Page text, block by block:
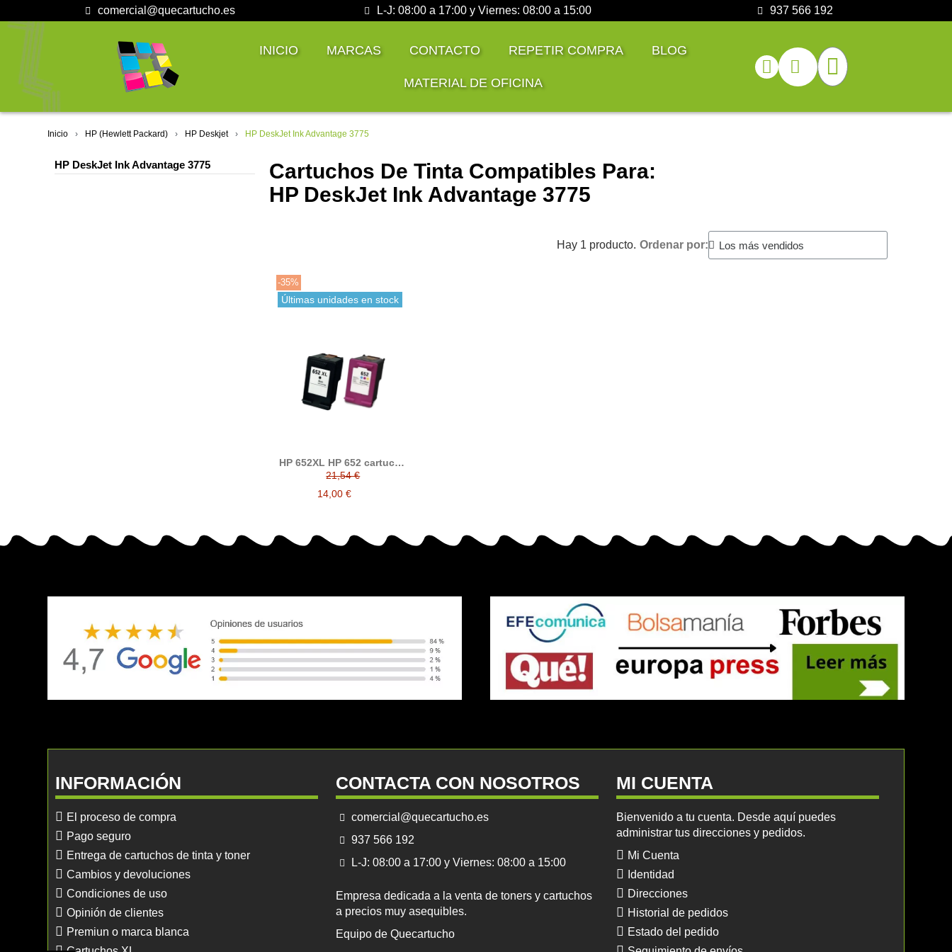
comercial@quecartucho.es L-J: 08:00 a 17:00 y Viernes: 08:00 a 15:00 937 566 192
INICIO MARCAS CONTACTO REPETIR COMPRA BLOG
MATERIAL DE OFICINA
Inicio HP (Hewlett Packard) HP Deskjet HP DeskJet Ink Advantage 3775
HP DeskJet Ink Advantage 3775
Cartuchos De Tinta Compatibles Para:
HP DeskJet Ink Advantage 3775
Hay 1 producto. Ordenar por:
-35%
Últimas unidades en stock
HP 652XL HP 652 cartucho
de tinta compatible con el
cartucho HP F6V25AE
F6V24AE
21,54 €
14,00 €
INFORMACIÓN
El proceso de compra
Pago seguro
Entrega de cartuchos de tinta y toner
Cambios y devoluciones
Condiciones de uso
Opinión de clientes
Premiun o marca blanca
CONTACTA CON NOSOTROS
comercial@quecartucho.es
937 566 192
L-J: 08:00 a 17:00 y Viernes: 08:00 a 15:00
Empresa dedicada a la venta de toners y cartuchos
a precios muy asequibles.
Equipo de Quecartucho
MI CUENTA
Bienvenido a tu cuenta. Desde aquí puedes
administrar tus direcciones y pedidos.
Mi Cuenta
Identidad
Direcciones
Historial de pedidos
Estado del pedido